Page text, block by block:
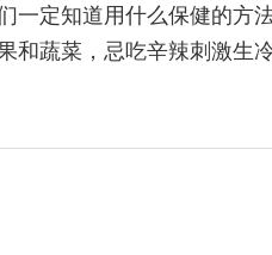
一定知道用什么保健的方
和蔬菜，忌吃辛辣刺激生